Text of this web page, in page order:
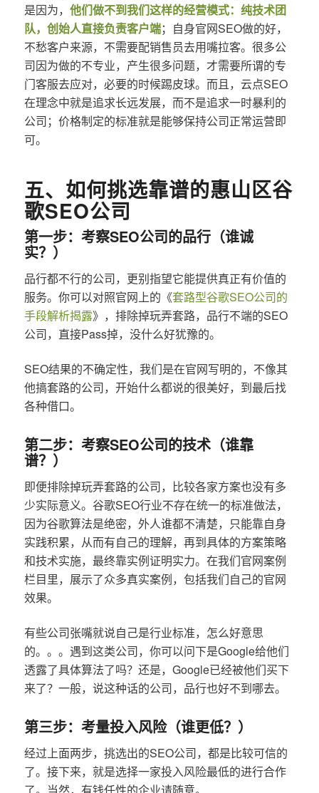
是因为， 他们做不到我们这样的经营模式：纯技术团
队，创始人直接负责客户端；自身官网SEO做的好，
不愁客户来源，不需要配销售员去用嘴拉客。很多公
司因为做的不专业，产生很多问题，才需要所谓的专
门客服去应对，必要的时候踢皮球。而且，云点SEO
在理念中就是追求长远发展，而不是追求一时暴利的
公司；价格制定的标准就是能够保持公司正常运营即
可。
五、如何挑选靠谱的惠山区谷
歌SEO公司
第一步：考察SEO公司的品行（谁诚
实？）
品行都不行的公司，更别指望它能提供真正有价值的
服务。你可以对照官网上的《套路型谷歌SEO公司的
手段解析揭露》，排除掉玩弄套路，品行不端的SEO
公司，直接Pass掉，没什么好犹豫的。
SEO结果的不确定性，我们是在官网写明的，不像其
他搞套路的公司，开始什么都说的很美好，到最后找
各种借口。
第二步：考察SEO公司的技术（谁靠
谱？）
即便排除掉玩弄套路的公司，比较各家方案也没有多
少实际意义。谷歌SEO行业不存在统一的标准做法，
因为谷歌算法是绝密，外人谁都不清楚，只能靠自身
实践积累，从而有自己的理解，再到具体的方案策略
和技术实施，最终靠实例证明实力。在我们官网案例
栏目里，展示了众多真实案例，包括我们自己的官网
效果。
有些公司张嘴就说自己是行业标准，怎么好意思
的。。。遇到这类公司，你可以问下是Google给他们
透露了具体算法了吗？还是，Google已经被他们买下
来了？一般，说这种话的公司，品行也好不到哪去。
第三步：考量投入风险（谁更低？）
经过上面两步，挑选出的SEO公司，都是比较可信的
了。接下来，就是选择一家投入风险最低的进行合作